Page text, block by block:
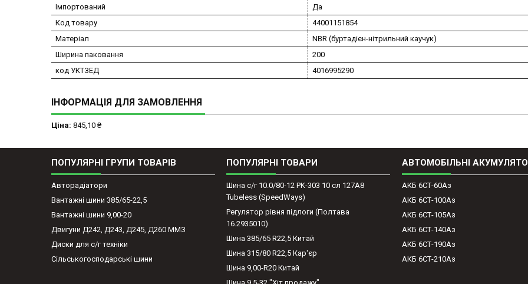
Імпортований
Да
Код товару
44001151854
Матеріал
NBR (буртадієн-нітрильний каучук)
Ширина паковання
200
код УКТЗЕД
4016995290
ІНФОРМАЦІЯ ДЛЯ ЗАМОВЛЕННЯ
Ціна: 845,10 ₴
ПОПУЛЯРНІ ГРУПИ ТОВАРІВ
Авторадіатори
Вантажні шини 385/65-22,5
Вантажні шини 9,00-20
Двигуни Д242, Д243, Д245, Д260 ММЗ
Диски для с/г техніки
Сільськогосподарські шини
ПОПУЛЯРНІ ТОВАРИ
Шина с/г 10.0/80-12 PK-303 10 сл 127A8
Tubeless (SpeedWays)
Регулятор рівня підлоги (Полтава
16.2935010)
Шина 385/65 R22,5 Китай
Шина 315/80 R22,5 Кар'єр
Шина 9,00-R20 Китай
АВТОМОБІЛЬНІ
АКБ 6СТ-60Аз
АКБ 6СТ-100Аз
АКБ 6СТ-105Аз
АКБ 6СТ-140Аз
АКБ 6СТ-190Аз
АКБ 6СТ-210Аз